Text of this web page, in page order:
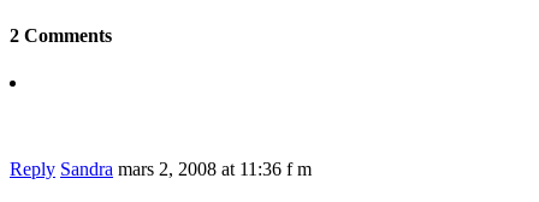
2 Comments
Reply Sandra mars 2, 2008 at 11:36 f m